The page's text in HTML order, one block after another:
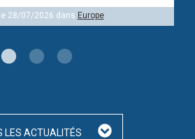
28/07/2026 dans Europe
LES ACTUALITÉS